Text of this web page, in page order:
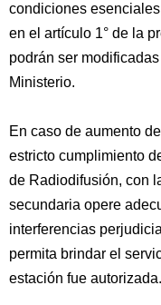
condiciones
en el artículo 1° de la
podrán ser
Ministerio.
En caso de aumento
estricto cumplimiento
de Radiodifusión, con
secundaria opere
interferencias
permita brindar el
estación fue autorizada.